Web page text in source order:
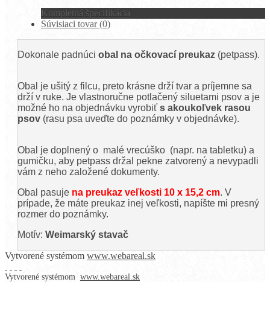
Kompletná špecifikácia
Súvisiaci tovar (0)
Dokonale padnúci obal na očkovací preukaz (petpass).
Obal je ušitý z filcu, preto krásne drží tvar a príjemne sa
drží v ruke. Je vlastnoručne potlačený siluetami psov a je
možné ho na objednávku vyrobiť s akoukoľvek rasou
psov (rasu psa uveďte do poznámky v objednávke).
Obal je doplnený o malé vrecúško (napr. na tabletku) a
gumičku, aby petpass držal pekne zatvorený a nevypadli
vám z neho založené dokumenty.
Obal pasuje na preukaz veľkosti 10 x 15,2 cm. V
prípade, že máte preukaz inej veľkosti, napíšte mi presný
rozmer do poznámky.
Motív: Weimarský stavač
Vytvorené systémom www.webareal.sk
Vytvorené systémom www.webareal.sk